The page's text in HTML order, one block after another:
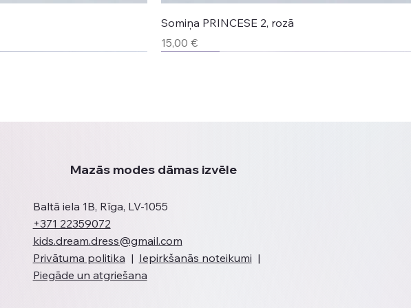
Somiņa PRINCESE 2, rozā
Cena
15,00 €
Mazās modes dāmas izvēle
Baltā iela 1B, Rīga, LV-1055
+371 22359072
kids.dream.dress@gmail.com
Privātuma politika | Iepirkšanās noteikumi |
Piegāde un atgriešana